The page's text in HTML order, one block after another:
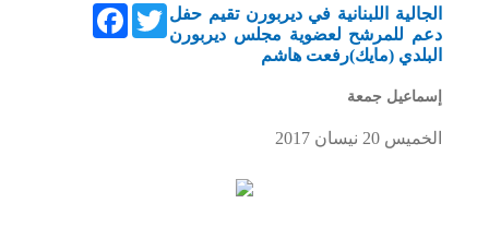
FacebookTwitter الجالية اللبنانية في ديربورن تقيم حفل
دعم للمرشح لعضوية مجلس ديربورن
البلدي (مايك)رفعت هاشم
إسماعيل جمعة
الخميس 20 نيسان 2017